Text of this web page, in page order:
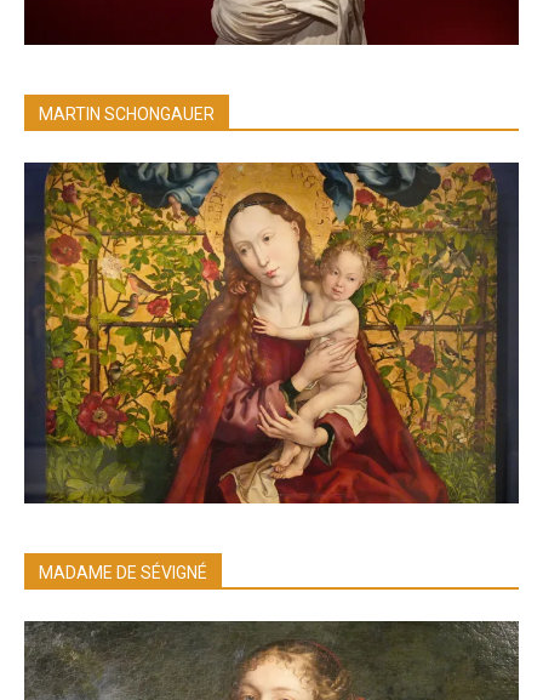
MARTIN SCHONGAUER
MADAME DE SÉVIGNÉ